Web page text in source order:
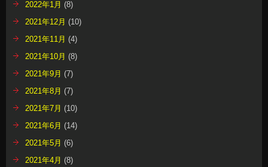
2022年1月 (8)
2021年12月 (10)
2021年11月 (4)
2021年10月 (8)
2021年9月 (7)
2021年8月 (7)
2021年7月 (10)
2021年6月 (14)
2021年5月 (6)
2021年4月 (8)